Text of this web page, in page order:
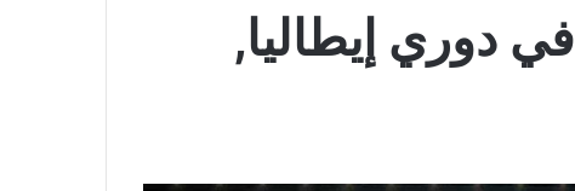
بتاريخ 2026-04-27 في دوري إيطاليا,